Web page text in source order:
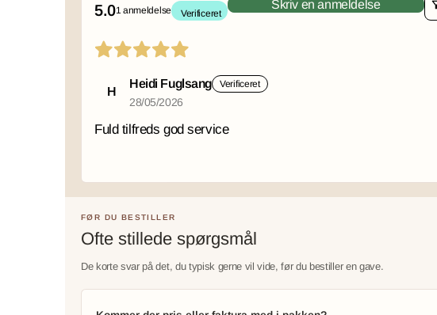
5.01 anmeldelse Verificeret
Skriv en anmeldelse
H
Heidi Fuglsang Verificeret
28/05/2026
Fuld tilfreds god service
FØR DU BESTILLER
Ofte stillede spørgsmål
De korte svar på det, du typisk gerne vil vide, før du bestiller en gave.